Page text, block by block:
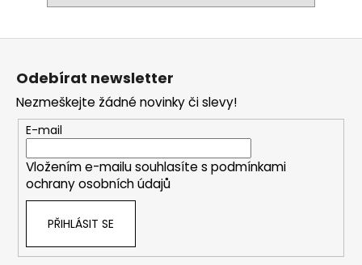
Z
Odebírat newsletter
Nezmeškejte žádné novinky či slevy!
E-mail
Vložením e-mailu souhlasíte s podmínkami
ochrany osobních údajů
PŘIHLÁSIT SE